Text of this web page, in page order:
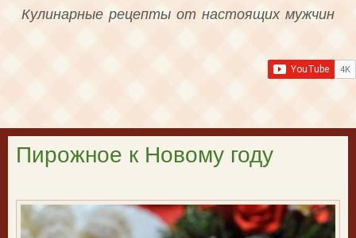
Кулинарные рецепты от настоящих мужчин
Пирожное к Новому году